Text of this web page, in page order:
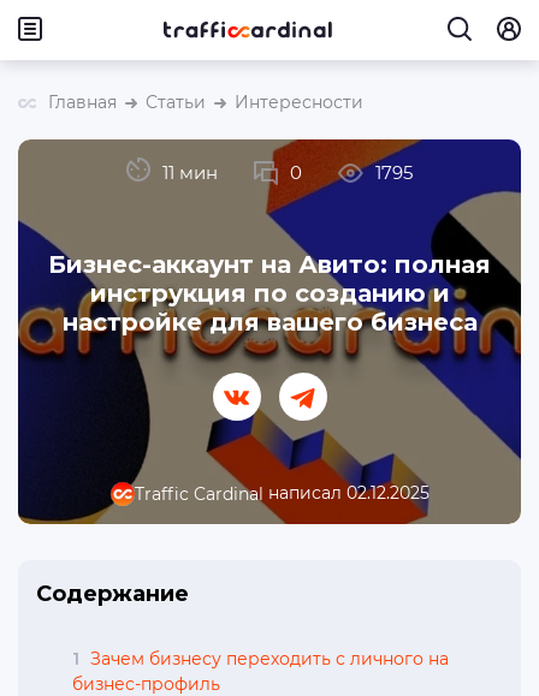
Главная Статьи Интересности
Traffic Cardinal написал 02.12.2025
Бизнес-аккаунт на Авито: полная
инструкция по созданию и
настройке для вашего бизнеса
11 мин 0 1795
Содержание
1 Зачем бизнесу переходить с личного на
бизнес-профиль